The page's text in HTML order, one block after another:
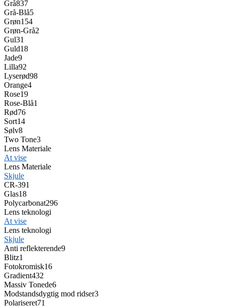
Grå837
Grå-Blå5
Grøn154
Grøn-Grå2
Gul31
Guld18
Jade9
Lilla92
Lyserød98
Orange4
Rose19
Rose-Blå1
Rød76
Sort14
Sølv8
Two Tone3
Lens Materiale
At vise
Lens Materiale
Skjule
CR-391
Glas18
Polycarbonat296
Lens teknologi
At vise
Lens teknologi
Skjule
Anti reflekterende9
Blitz1
Fotokromisk16
Gradient432
Massiv Tonede6
Modstandsdygtig mod ridser3
Polariseret71